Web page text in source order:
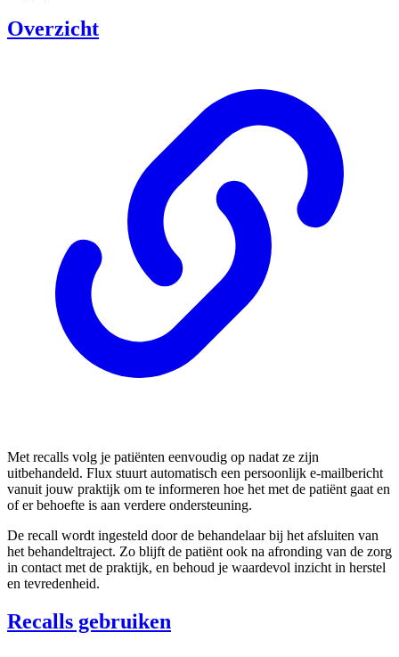
Overzicht
Met recalls volg je patiënten eenvoudig op nadat ze zijn
uitbehandeld. Flux stuurt automatisch een persoonlijk e-mailbericht
vanuit jouw praktijk om te informeren hoe het met de patiënt gaat en
of er behoefte is aan verdere ondersteuning.
De recall wordt ingesteld door de behandelaar bij het afsluiten van
het behandeltraject. Zo blijft de patiënt ook na afronding van de zorg
in contact met de praktijk, en behoud je waardevol inzicht in herstel
en tevredenheid.
Recalls gebruiken